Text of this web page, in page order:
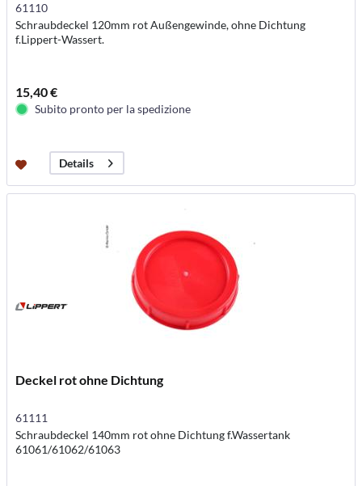
61110
Schraubdeckel 120mm rot Außengewinde, ohne Dichtung
f.Lippert-Wassert.
15,40 €
Subito pronto per la spedizione
Details
Deckel rot ohne Dichtung
61111
Schraubdeckel 140mm rot ohne Dichtung f.Wassertank
61061/61062/61063